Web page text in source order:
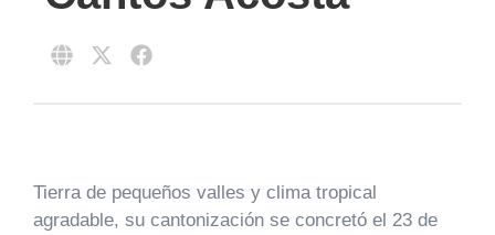
Tierra de pequeños valles y clima tropical
agradable, su cantonización se concretó el 23 de